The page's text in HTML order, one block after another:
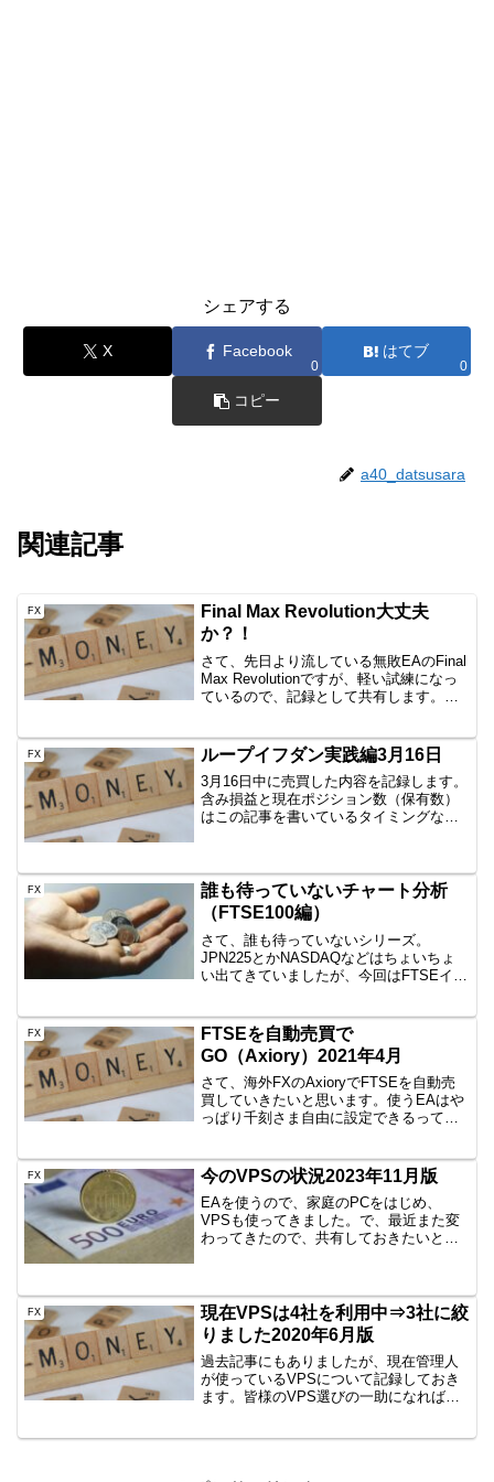
シェアする
X Facebook
0
はてブ
0
コピー
a40_datsusara
関連記事
FX
Final Max Revolution大丈夫
か？！
さて、先日より流している無敗EAのFinal
Max Revolutionですが、軽い試練になっ
ているので、記録として共有します。マ
いるので、ループイフダンと同様、...
FX ループイフダン実践編3月16日
3月16日中に売買した内容を記録します。
含み損益と現在ポジション数（保有数）
はこの記事を書いているタイミングなの
すので、公開です。AUD/JPY B40
1000通貨新...
FX
誰も待っていないチャート分析
（FTSE100編）
さて、誰も待っていないシリーズ。
JPN225とかNASDAQなどはちょいちょ
い出てきていましたが、今回はFTSEイギ
ないのー？というのが聞こえてきそうで
すが、イギ...
FX
FTSEを自動売買で
GO（Axiory）2021年4月
さて、海外FXのAxioryでFTSEを自動売
買していきたいと思います。使うEAはや
っぱり千刻さま自由に設定できるって本
ということで、重宝しています。千刻は
こちらから買...
FX 今のVPSの状況2023年11月版
EAを使うので、家庭のPCをはじめ、
VPSも使ってきました。で、最近また変
わってきたので、共有しておきたいと思
レード以外...
FX
現在VPSは4社を利用中⇒3社に絞
りました2020年6月版
過去記事にもありましたが、現在管理人
が使っているVPSについて記録しておき
ます。皆様のVPS選びの一助になればと